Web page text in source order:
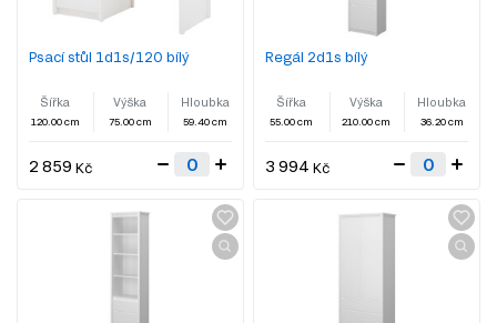
Psací stůl 1d1s/120 bílý
Šířka
120.00 cm
Výška
75.00 cm
Hloubka
59.40 cm
2 859 Kč
Regál 2d1s bílý
Šířka
55.00 cm
Výška
210.00 cm
Hloubka
36.20 cm
3 994 Kč